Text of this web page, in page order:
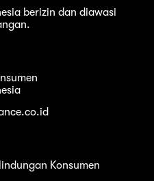
berizin dan diawasi
Konsumen